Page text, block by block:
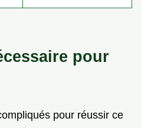
pour
pour réussir ce